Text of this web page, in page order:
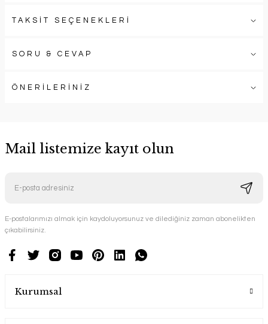
TAKSİT SEÇENEKLERİ
SORU & CEVAP
ÖNERİLERİNİZ
Mail listemize kayıt olun
E-postalarımızı almak için kaydoluyorsunuz ve dilediğiniz zaman abonelikten
çıkabilirsiniz.
Kurumsal